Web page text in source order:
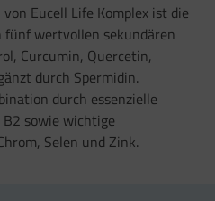
Eucell Life Komplex ist die
wertvollen sekundären
Curcumin, Quercetin,
durch Spermidin.
durch essenzielle
sowie wichtige
Selen und Zink.